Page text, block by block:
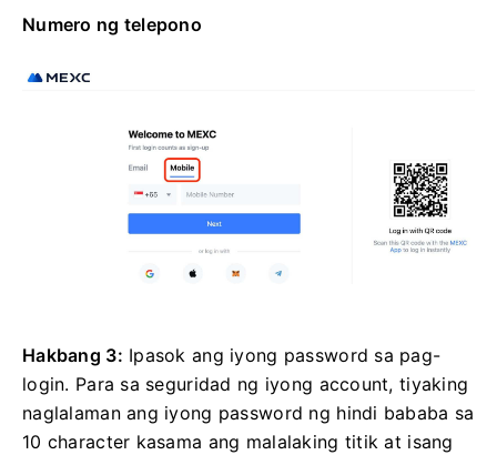
Numero ng telepono
Hakbang 3: Ipasok ang iyong password sa pag-
login. Para sa seguridad ng iyong account, tiyaking
naglalaman ang iyong password ng hindi bababa sa
10 character kasama ang malalaking titik at isang